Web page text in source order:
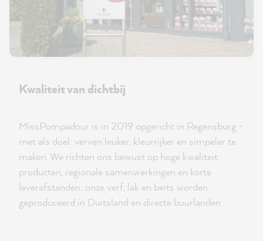
Kwaliteit van dichtbij
MissPompadour is in 2019 opgericht in Regensburg -
met als doel: verven leuker, kleurrijker en simpeler te
maken. We richten ons bewust op hoge kwaliteit
producten, regionale samenwerkingen en korte
leverafstanden: onze verf, lak en beits worden
geproduceerd in Duitsland en directe buurlanden.